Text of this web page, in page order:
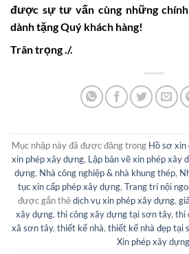
được sự tư vấn cùng những
dành tặng Quý khách hàng!
Trân trọng ./.
Mục nhập này đã được đăng trong Hồ sơ xin
xin phép xây dựng, Lập bản vẽ xin phép xây
dựng, Nhà công nghiệp & nhà khung thép,
tục xin cấp phép xây dựng, Trang trí nội
được gắn thẻdịch vụ xin phép xây dựng,
xây dựng, thi công xây dựng tại sơn tây, thi
xã sơn tây, thiết kế nhà, thiết kế nhà đẹp tại
Xin phép xây dựng